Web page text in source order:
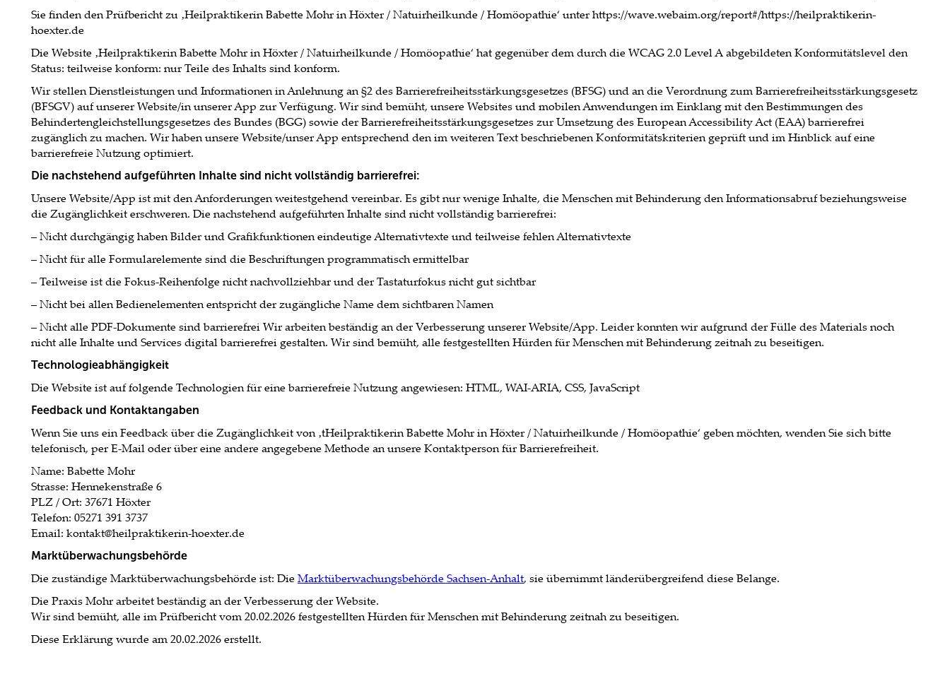
Sie finden den Prüfbericht zu ‚Heilpraktikerin Babette Mohr in Höxter / Natuirheilkunde / Homöopathie‘ unter https://wave.webaim.org/report#/https://heilpraktikerin-
hoexter.de
Die Website ‚Heilpraktikerin Babette Mohr in Höxter / Natuirheilkunde / Homöopathie‘ hat gegenüber dem durch die WCAG 2.0 Level A abgebildeten Konformitätslevel den
Status: teilweise konform: nur Teile des Inhalts sind konform.
Wir stellen Dienstleistungen und Informationen in Anlehnung an §2 des Barrierefreiheitsstärkungsgesetzes (BFSG) und an die Verordnung zum Barrierefreiheitsstärkungsgesetz
(BFSGV) auf unserer Website/in unserer App zur Verfügung. Wir sind bemüht, unsere Websites und mobilen Anwendungen im Einklang mit den Bestimmungen des
Behindertengleichstellungsgesetzes des Bundes (BGG) sowie der Barrierefreiheitsstärkungsgesetzes zur Umsetzung des European Accessibility Act (EAA) barrierefrei
zugänglich zu machen. Wir haben unsere Website/unser App entsprechend den im weiteren Text beschriebenen Konformitätskriterien geprüft und im Hinblick auf eine
barrierefreie Nutzung optimiert.
Die nachstehend aufgeführten Inhalte sind nicht vollständig barrierefrei:
Unsere Website/App ist mit den Anforderungen weitestgehend vereinbar. Es gibt nur wenige Inhalte, die Menschen mit Behinderung den Informationsabruf beziehungsweise
die Zugänglichkeit erschweren. Die nachstehend aufgeführten Inhalte sind nicht vollständig barrierefrei:
– Nicht durchgängig haben Bilder und Grafikfunktionen eindeutige Alternativtexte und teilweise fehlen Alternativtexte
– Nicht für alle Formularelemente sind die Beschriftungen programmatisch ermittelbar
– Teilweise ist die Fokus-Reihenfolge nicht nachvollziehbar und der Tastaturfokus nicht gut sichtbar
– Nicht bei allen Bedienelementen entspricht der zugängliche Name dem sichtbaren Namen
– Nicht alle PDF-Dokumente sind barrierefrei Wir arbeiten beständig an der Verbesserung unserer Website/App. Leider konnten wir aufgrund der Fülle des Materials noch
nicht alle Inhalte und Services digital barrierefrei gestalten. Wir sind bemüht, alle festgestellten Hürden für Menschen mit Behinderung zeitnah zu beseitigen.
Technologieabhängigkeit
Die Website ist auf folgende Technologien für eine barrierefreie Nutzung angewiesen: HTML, WAI-ARIA, CSS, JavaScript
Feedback und Kontaktangaben
Wenn Sie uns ein Feedback über die Zugänglichkeit von ‚tHeilpraktikerin Babette Mohr in Höxter / Natuirheilkunde / Homöopathie‘ geben möchten, wenden Sie sich bitte
telefonisch, per E-Mail oder über eine andere angegebene Methode an unsere Kontaktperson für Barrierefreiheit.
Name: Babette Mohr
Strasse: Hennekenstraße 6
PLZ / Ort: 37671 Höxter
Telefon: 05271 391 3737
Email: kontakt@heilpraktikerin-hoexter.de
Marktüberwachungsbehörde
Die zuständige Marktüberwachungsbehörde ist: Die Marktüberwachungsbehörde Sachsen-Anhalt, sie übernimmt länderübergreifend diese Belange.
Die Praxis Mohr arbeitet beständig an der Verbesserung der Website.
Wir sind bemüht, alle im Prüfbericht vom 20.02.2026 festgestellten Hürden für Menschen mit Behinderung zeitnah zu beseitigen.
Diese Erklärung wurde am 20.02.2026 erstellt.